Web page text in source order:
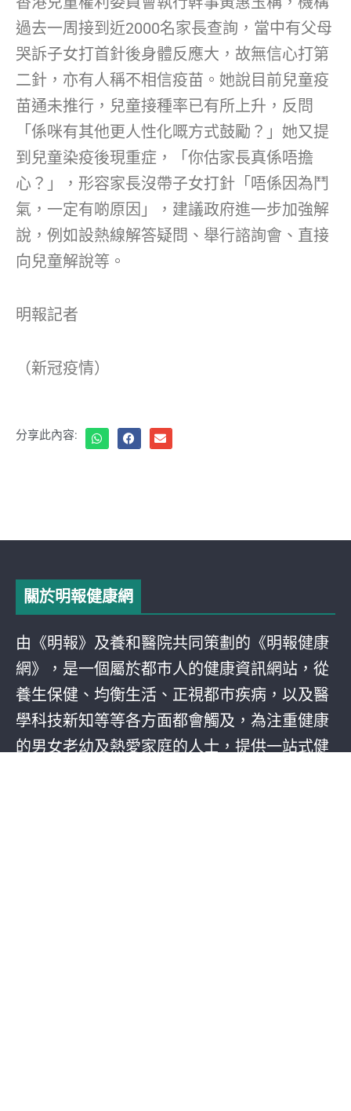
過去一周接到近2000名家長查詢，當中有父母
哭訴子女打首針後身體反應大，故無信心打第
二針，亦有人稱不相信疫苗。她說目前兒童疫
苗通未推行，兒童接種率已有所上升，反問
「係咪有其他更人性化嘅方式鼓勵？」她又提
到兒童染疫後現重症，「你估家長真係唔擔
心？」，形容家長沒帶子女打針「唔係因為鬥
氣，一定有啲原因」，建議政府進一步加強解
說，例如設熱線解答疑問、舉行諮詢會、直接
向兒童解說等。
明報記者
（新冠疫情）
分享此內容:
關於明報健康網
由《明報》及養和醫院共同策劃的《明報健康
網》，是一個屬於都巿人的健康資訊網站，從
養生保健、均衡生活、正視都巿疾病，以及醫
學科技新知等等各方面都會觸及，為注重健康
的男女老幼及熱愛家庭的人士，提供一站式健